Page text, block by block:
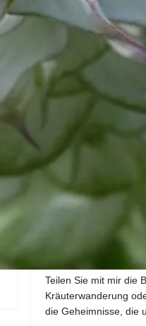
über mich
Ich möchte Sie
Kräuter.
Warum standen
Spatz oder auch die
Legenden erfahren
erzählen sie uns
Schmecken die
Kapuzinerkresse als
schmackhaft wie sie
Wieso duftet
haben unsere
Habe ich Sie
Teilen Sie mit mir die
Kräuterwanderung
die Geheimnisse, die